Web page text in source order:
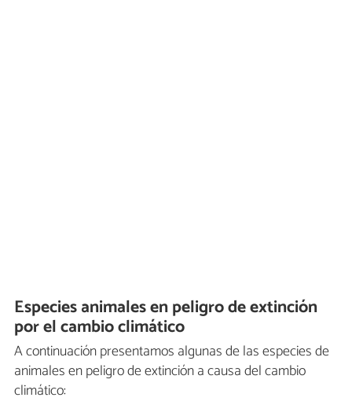
Especies animales en peligro de extinción
por el cambio climático
A continuación presentamos algunas de las especies de
animales en peligro de extinción a causa del cambio
climático: